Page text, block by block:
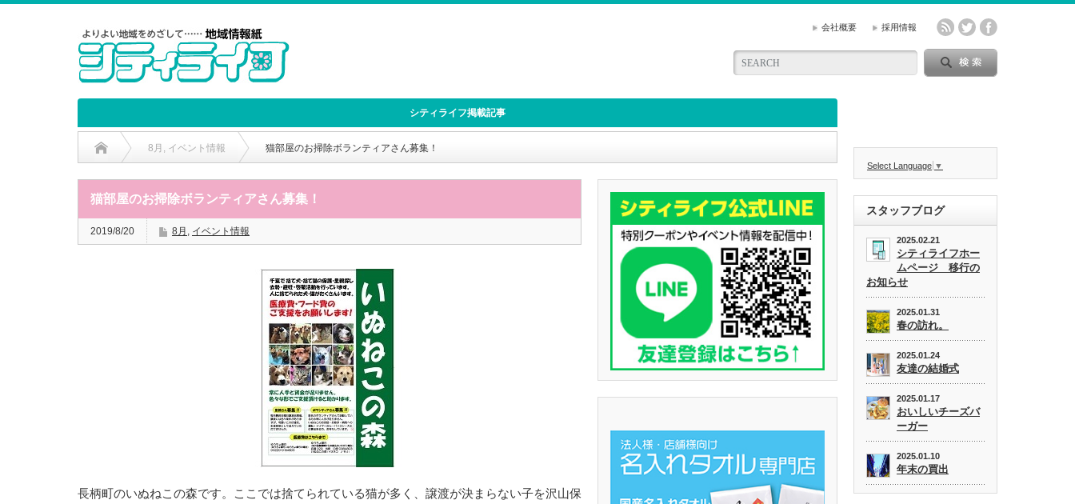
会社概要 採用情報
シティライフ掲載記事
8月 , イベント情報 猫部屋のお掃除ボランティアさん募集！
猫部屋のお掃除ボランティアさん募集！
2019/8/20 8月 , イベント情報
長柄町のいぬねこの森です。ここでは捨てられている猫が多く、譲渡が決まらない子を沢山保
Select Language ▼
スタッフブログ
2025.02.21
シティライフホー
ムページ 移行の
お知らせ
2025.01.31
春の訪れ。
2025.01.24
友達の結婚式
2025.01.17
おいしいチーズバ
ーガー
2025.01.10
年末の買出